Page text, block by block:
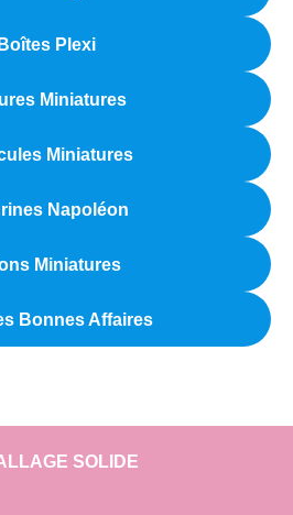
Boîtes Plexi
Miniatures
Miniatures
Napoléon
Miniatures
Bonnes Affaires
SOLIDE